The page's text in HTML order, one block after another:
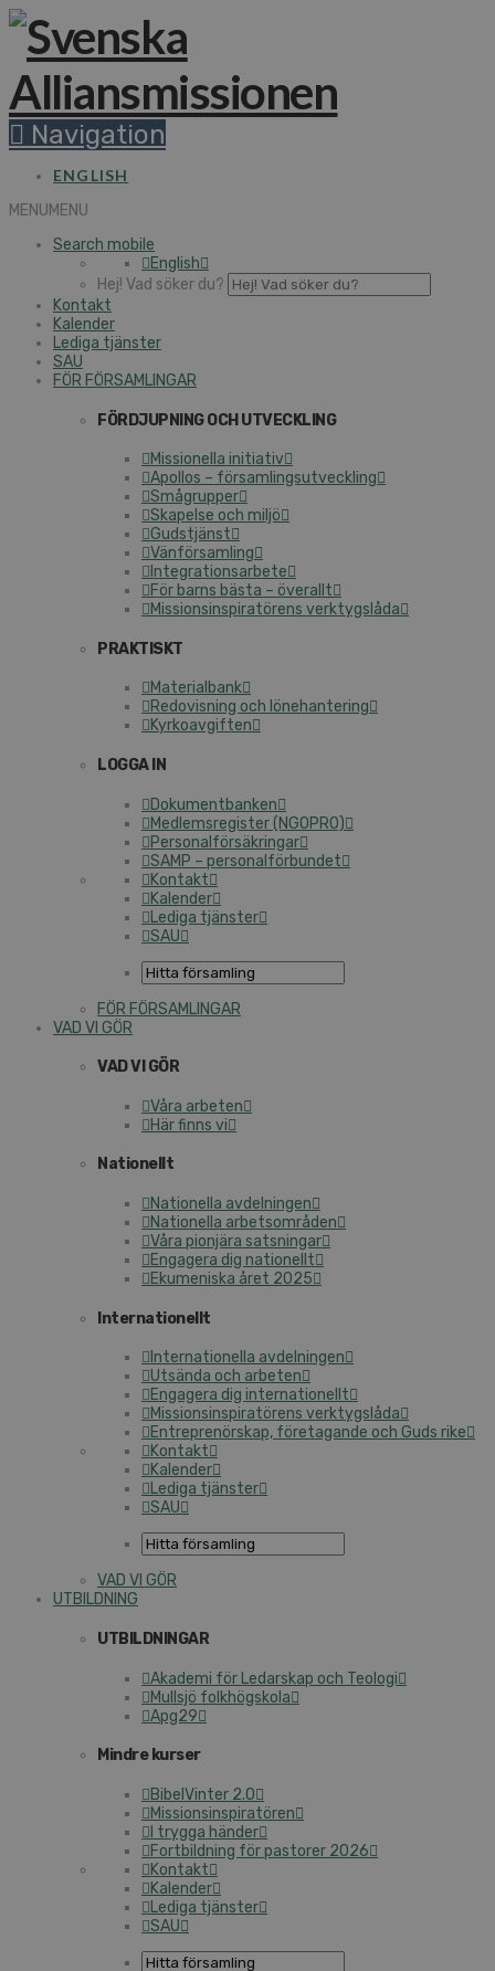
Navigation
ENGLISH
MENUMENU
Search mobile
English
Hej! Vad söker du?
Kontakt
Kalender
Lediga tjänster
SAU
FÖR FÖRSAMLINGAR
FÖRDJUPNING OCH UTVECKLING
Missionella initiativ
Apollos – församlingsutveckling
Smågrupper
Skapelse och miljö
Gudstjänst
Vänförsamling
Integrationsarbete
För barns bästa – överallt
Missionsinspiratörens verktygslåda
PRAKTISKT
Materialbank
Redovisning och lönehantering
Kyrkoavgiften
LOGGA IN
Dokumentbanken
Medlemsregister (NGOPRO)
Personalförsäkringar
SAMP – personalförbundet
Kontakt
Kalender
Lediga tjänster
SAU
FÖR FÖRSAMLINGAR
VAD VI GÖR
VAD VI GÖR
Våra arbeten
Här finns vi
Nationellt
Nationella avdelningen
Nationella arbetsområden
Våra pionjära satsningar
Engagera dig nationellt
Ekumeniska året 2025
Internationellt
Internationella avdelningen
Utsända och arbeten
Engagera dig internationellt
Missionsinspiratörens verktygslåda
Entreprenörskap, företagande och Guds rike
Kontakt
Kalender
Lediga tjänster
SAU
VAD VI GÖR
UTBILDNING
UTBILDNINGAR
Akademi för Ledarskap och Teologi
Mullsjö folkhögskola
Apg29
Mindre kurser
BibelVinter 2.0
Missionsinspiratören
I trygga händer
Fortbildning för pastorer 2026
Kontakt
Kalender
Lediga tjänster
SAU